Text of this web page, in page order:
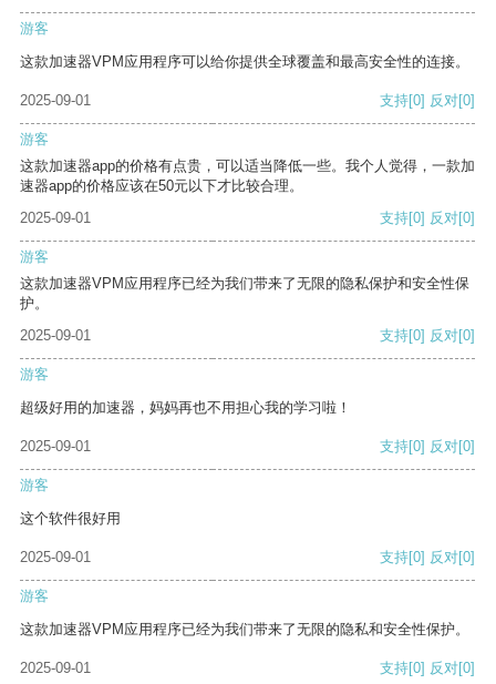
游客
这款加速器VPM应用程序可以给你提供全球覆盖和最高安全性的连接。
2025-09-01 支持[0] 反对[0]
游客
这款加速器app的价格有点贵，可以适当降低一些。我个人觉得，一款加
速器app的价格应该在50元以下才比较合理。
2025-09-01
支持[0] 反对[0]
游客
这款加速器VPM应用程序已经为我们带来了无限的隐私保护和安全性保
护。
2025-09-01
支持[0] 反对[0]
游客
超级好用的加速器，妈妈再也不用担心我的学习啦！
2025-09-01 支持[0] 反对[0]
游客
这个软件很好用
2025-09-01 支持[0] 反对[0]
游客
这款加速器VPM应用程序已经为我们带来了无限的隐私和安全性保护。
2025-09-01 支持[0] 反对[0]